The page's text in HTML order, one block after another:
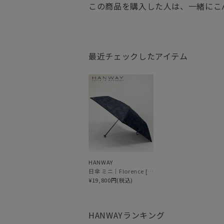
この商品を購入した人は、一緒に
最近チェックしたアイテム
HANWAY
日傘 ミニ｜Florence [HANWAY]
¥19,800円(税込)
HANWAYランキング